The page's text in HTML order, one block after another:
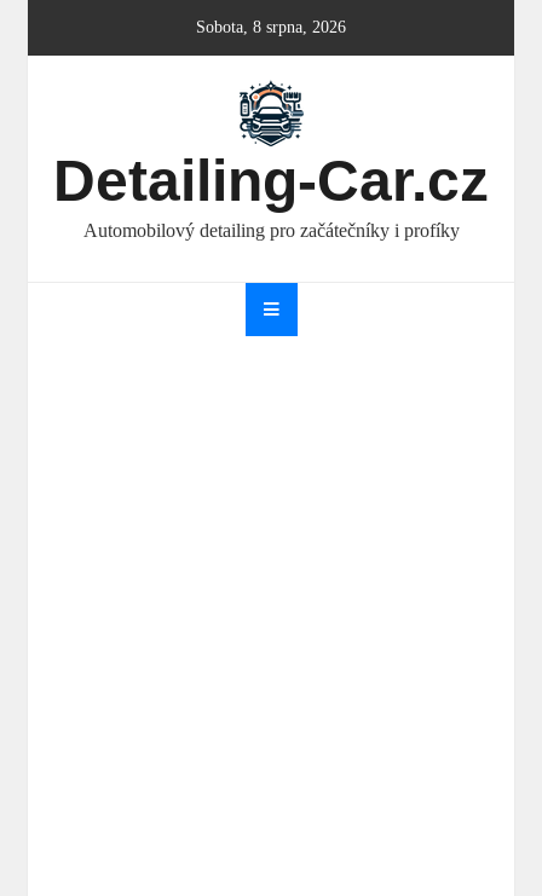
Sobota, 8 srpna, 2026
Detailing-Car.cz
Automobilový detailing pro začátečníky i profíky